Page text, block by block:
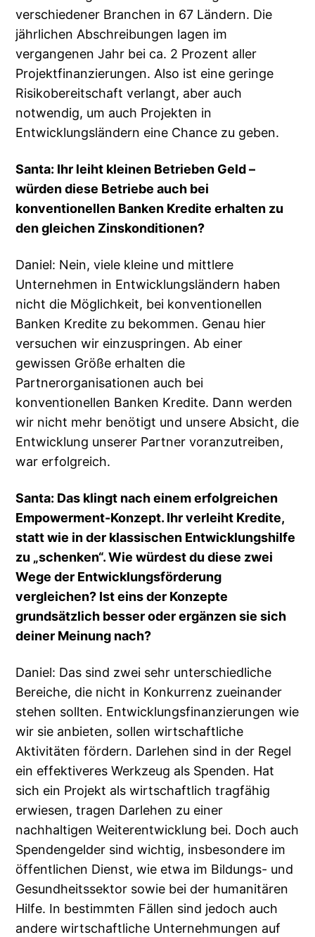
verschiedener Branchen in 67 Ländern. Die
jährlichen Abschreibungen lagen im
vergangenen Jahr bei ca. 2 Prozent aller
Projektfinanzierungen. Also ist eine geringe
Risikobereitschaft verlangt, aber auch
notwendig, um auch Projekten in
Entwicklungsländern eine Chance zu geben.
Santa: Ihr leiht kleinen Betrieben Geld –
würden diese Betriebe auch bei
konventionellen Banken Kredite erhalten zu
den gleichen Zinskonditionen?
Daniel: Nein, viele kleine und mittlere
Unternehmen in Entwicklungsländern haben
nicht die Möglichkeit, bei konventionellen
Banken Kredite zu bekommen. Genau hier
versuchen wir einzuspringen. Ab einer
gewissen Größe erhalten die
Partnerorganisationen auch bei
konventionellen Banken Kredite. Dann werden
wir nicht mehr benötigt und unsere Absicht, die
Entwicklung unserer Partner voranzutreiben,
war erfolgreich.
Santa: Das klingt nach einem erfolgreichen
Empowerment-Konzept. Ihr verleiht Kredite,
statt wie in der klassischen Entwicklungshilfe
zu „schenken“. Wie würdest du diese zwei
Wege der Entwicklungsförderung
vergleichen? Ist eins der Konzepte
grundsätzlich besser oder ergänzen sie sich
deiner Meinung nach?
Daniel: Das sind zwei sehr unterschiedliche
Bereiche, die nicht in Konkurrenz zueinander
stehen sollten. Entwicklungsfinanzierungen wie
wir sie anbieten, sollen wirtschaftliche
Aktivitäten fördern. Darlehen sind in der Regel
ein effektiveres Werkzeug als Spenden. Hat
sich ein Projekt als wirtschaftlich tragfähig
erwiesen, tragen Darlehen zu einer
nachhaltigen Weiterentwicklung bei. Doch auch
Spendengelder sind wichtig, insbesondere im
öffentlichen Dienst, wie etwa im Bildungs- und
Gesundheitssektor sowie bei der humanitären
Hilfe. In bestimmten Fällen sind jedoch auch
andere wirtschaftliche Unternehmungen auf